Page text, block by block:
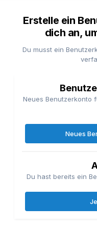
Erstelle ein
dich an,
Du musst ein
Neues Benutzerkonto
Neues
Du hast bereits ein